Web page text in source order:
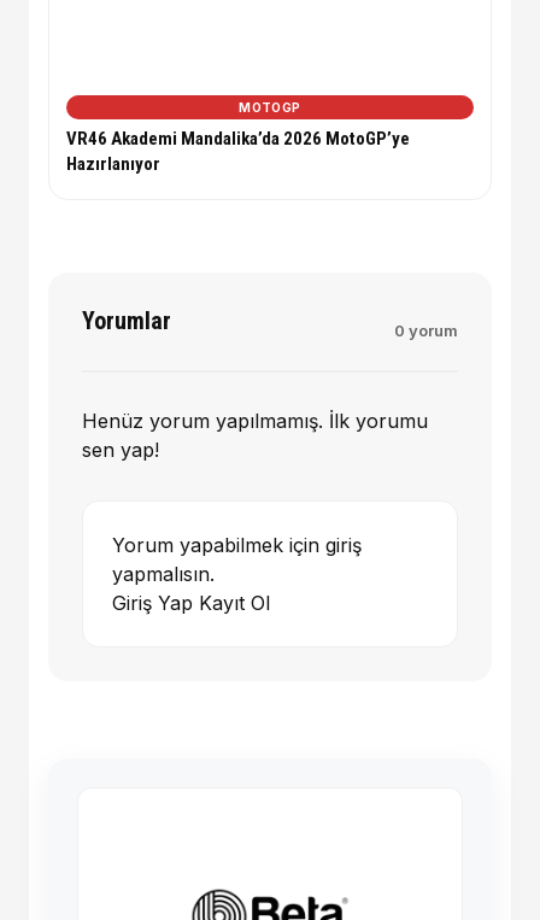
MOTOGP
VR46 Akademi Mandalika’da 2026 MotoGP’ye
Hazırlanıyor
Yorumlar 0 yorum
Henüz yorum yapılmamış. İlk yorumu
sen yap!
Yorum yapabilmek için giriş
yapmalısın.
Giriş Yap Kayıt Ol